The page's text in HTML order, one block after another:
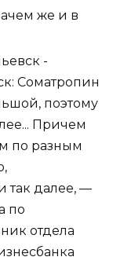
же и в
-
Cоматропин
поэтому
Причем
по разным
так далее, —
по
отдела